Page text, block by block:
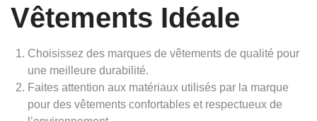
Vêtements Idéale
Choisissez des marques de vêtements de qualité pour
une meilleure durabilité.
Faites attention aux matériaux utilisés par la marque
pour des vêtements confortables et respectueux de